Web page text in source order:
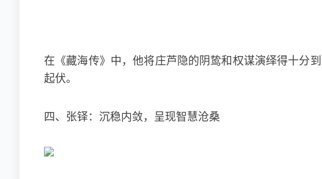
在《藏海传》中，他将庄芦隐的阴鸷和权谋演绎得十分
起伏。
四、张铎：沉稳内敛，呈现智慧沧桑